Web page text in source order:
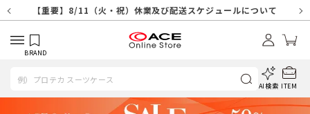
【重要】8/11（火・祝）休業及び配送スケジュールについて
【重要】令和８年熊本地震に伴う配送への影響について
【重要】納品書・領収書ペーパーレス化（電子化）のお知らせ
【重要】天候不良や交通状況・物量増等に伴う配送への影響について
【重要】悪質な詐欺サイトにご注意ください
【重要】各種メールが届かない場合に関しまして
【重要】お問い合わせのご対応に関しまして
【重要】SNSのなりすまし詐欺にご注意ください
BRAND
AI検索 ITEM